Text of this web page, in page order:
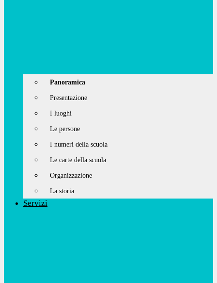
Panoramica
Presentazione
I luoghi
Le persone
I numeri della scuola
Le carte della scuola
Organizzazione
La storia
Servizi